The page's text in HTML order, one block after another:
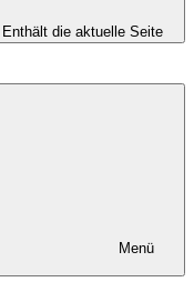
Enthält die aktuelle Seite
Menü